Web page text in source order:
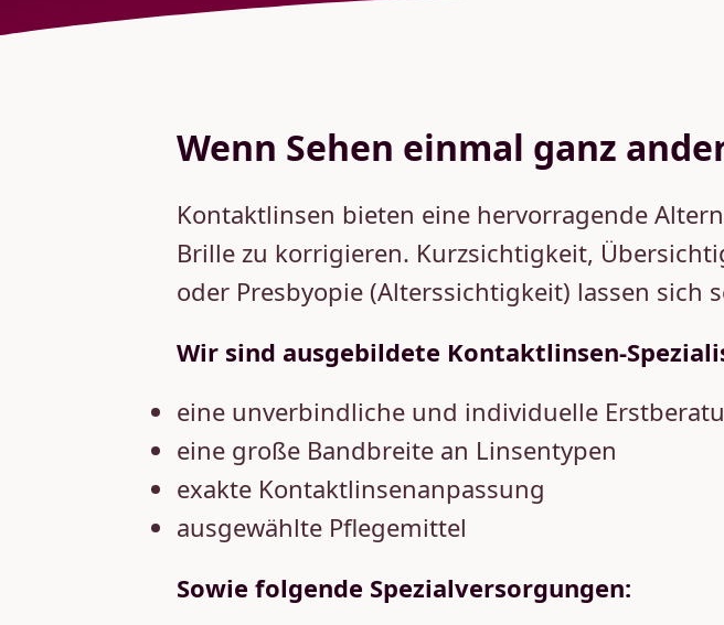
Wenn Sehen einmal ganz
Kontaktlinsen bieten eine hervorragende
Brille zu korrigieren. Kurzsichtigkeit,
oder Presbyopie (Alterssichtigkeit) lassen
Wir sind ausgebildete Kontaktlinsen-
eine unverbindliche und individuelle
eine große Bandbreite an Linsentypen
exakte Kontaktlinsenanpassung
ausgewählte Pflegemittel
Sowie folgende Spezialversorgungen: